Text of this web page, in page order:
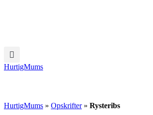
HurtigMums
HurtigMums » Opskrifter» Rysteribs